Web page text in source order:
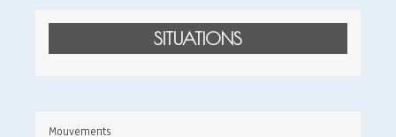
SITUATIONS
Mouvements